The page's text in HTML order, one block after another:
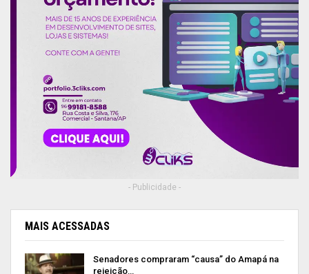
- Publicidade -
MAIS ACESSADAS
Senadores compraram “causa” do Amapá na
rejeição…